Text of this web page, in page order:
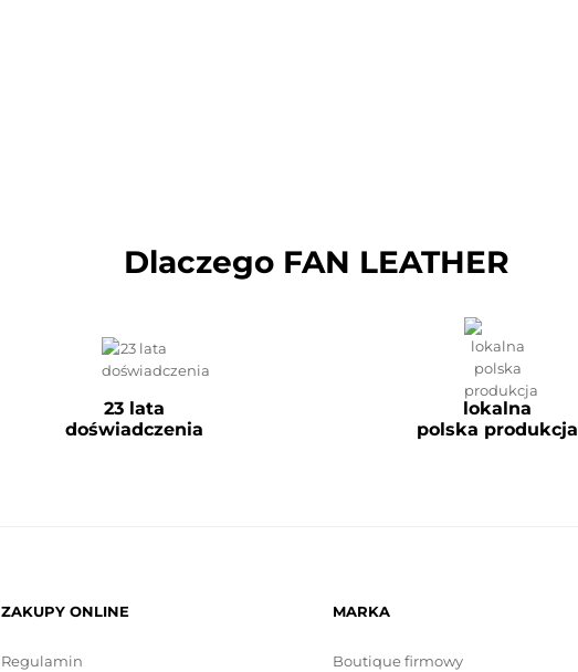
Dlaczego FAN LEATHER
23 lata
doświadczenia
lokalna
polska produkcja
ZAKUPY ONLINE
Regulamin
MARKA
Boutique firmowy